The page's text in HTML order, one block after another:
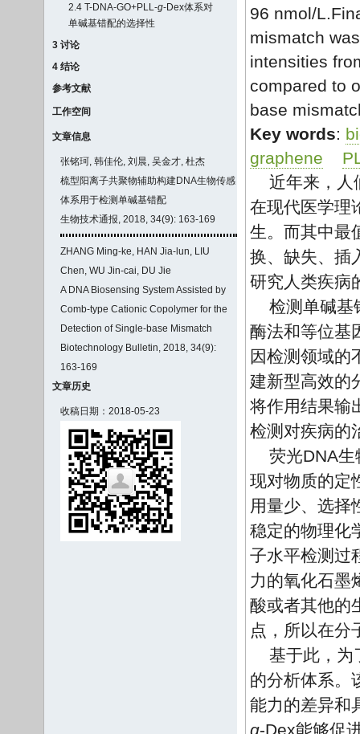
2.4 T-DNA-GO+PLL-g-Dex体系对
单碱基错配的选择性
3 讨论
4 结论
参考文献
工作空间
文章信息
张铭珂, 韩佳伦, 刘晨, 吴金才, 杜杰
梳型阳离子共聚物辅助构建DNA生物传感
体系用于检测单碱基错配
生物技术通报, 2018, 34(9): 163-169
ZHANG Ming-ke, HAN Jia-lun, LIU
Chen, WU Jin-cai, DU Jie
A DNA Biosensing System Assisted by
Comb-type Cationic Copolymer for the
Detection of Single-base Mismatch
Biotechnology Bulletin, 2018, 34(9):
163-169
文章历史
收稿日期：2018-05-23
96 nmol/
mismatch
intensities
compared to
base
Key words:
graphene
近年来，人
在现代医学理
生。而其中最
换、缺失、插
研究人类疾病
检测单碱基
酶法和等位基
因检测领域的
建新型高效的
将作用结果输
检测对疾病的
荧光DNA
现对物质的定
用量少、选择
稳定的物理化
子水平检测过
力的氧化石墨
酸或者其他的
点，所以在分
基于此，为
的分析体系。
能力的差异和
g-Dex能够促